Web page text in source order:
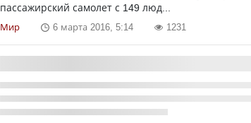
пассажирский самолет с 149 люд...
Мир 6 марта 2016, 5:14 1231